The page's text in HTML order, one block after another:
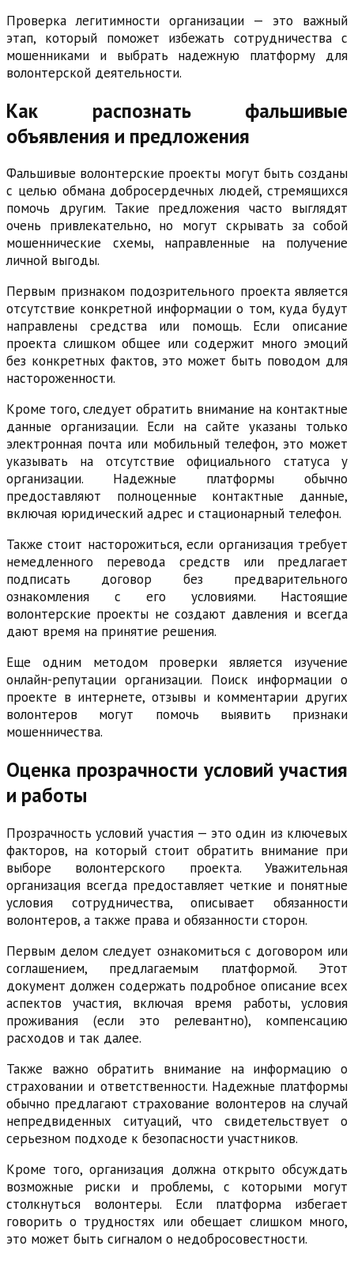
Проверка легитимности организации — это важный
этап, который поможет избежать сотрудничества с
мошенниками и выбрать надежную платформу для
волонтерской деятельности.
Как распознать фальшивые
объявления и предложения
Фальшивые волонтерские проекты могут быть созданы
с целью обмана добросердечных людей, стремящихся
помочь другим. Такие предложения часто выглядят
очень привлекательно, но могут скрывать за собой
мошеннические схемы, направленные на получение
личной выгоды.
Первым признаком подозрительного проекта является
отсутствие конкретной информации о том, куда будут
направлены средства или помощь. Если описание
проекта слишком общее или содержит много эмоций
без конкретных фактов, это может быть поводом для
настороженности.
Кроме того, следует обратить внимание на контактные
данные организации. Если на сайте указаны только
электронная почта или мобильный телефон, это может
указывать на отсутствие официального статуса у
организации. Надежные платформы обычно
предоставляют полноценные контактные данные,
включая юридический адрес и стационарный телефон.
Также стоит насторожиться, если организация требует
немедленного перевода средств или предлагает
подписать договор без предварительного
ознакомления с его условиями. Настоящие
волонтерские проекты не создают давления и всегда
дают время на принятие решения.
Еще одним методом проверки является изучение
онлайн-репутации организации. Поиск информации о
проекте в интернете, отзывы и комментарии других
волонтеров могут помочь выявить признаки
мошенничества.
Оценка прозрачности условий участия
и работы
Прозрачность условий участия — это один из ключевых
факторов, на который стоит обратить внимание при
выборе волонтерского проекта. Уважительная
организация всегда предоставляет четкие и понятные
условия сотрудничества, описывает обязанности
волонтеров, а также права и обязанности сторон.
Первым делом следует ознакомиться с договором или
соглашением, предлагаемым платформой. Этот
документ должен содержать подробное описание всех
аспектов участия, включая время работы, условия
проживания (если это релевантно), компенсацию
расходов и так далее.
Также важно обратить внимание на информацию о
страховании и ответственности. Надежные платформы
обычно предлагают страхование волонтеров на случай
непредвиденных ситуаций, что свидетельствует о
серьезном подходе к безопасности участников.
Кроме того, организация должна открыто обсуждать
возможные риски и проблемы, с которыми могут
столкнуться волонтеры. Если платформа избегает
говорить о трудностях или обещает слишком много,
это может быть сигналом о недобросовестности.